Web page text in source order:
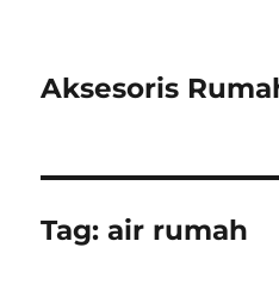
Aksesoris
Tag:air rumah